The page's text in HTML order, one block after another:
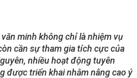
minh không chỉ là nhiệm vụ
cần sự tham gia tích cực của
nhiều hoạt động tuyên
được triển khai nhằm nâng cao ý